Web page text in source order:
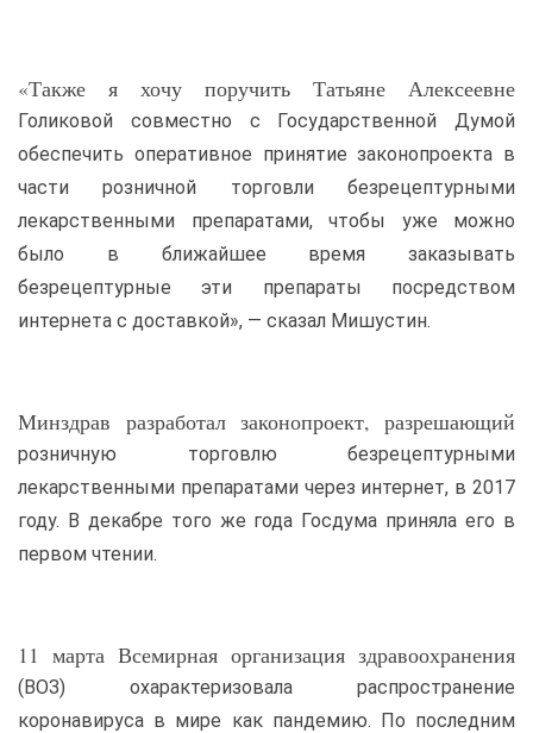
«Также я хочу поручить Татьяне Алексеевне
Голиковой совместно с Государственной Думой
обеспечить оперативное принятие законопроекта в
части розничной торговли безрецептурными
лекарственными препаратами, чтобы уже можно
было в ближайшее время заказывать
безрецептурные эти препараты посредством
интернета с доставкой», — сказал Мишустин.
Минздрав разработал законопроект, разрешающий
розничную торговлю безрецептурными
лекарственными препаратами через интернет, в 2017
году. В декабре того же года Госдума приняла его в
первом чтении.
11 марта Всемирная организация здравоохранения
(ВОЗ) охарактеризовала распространение
коронавируса в мире как пандемию. По последним